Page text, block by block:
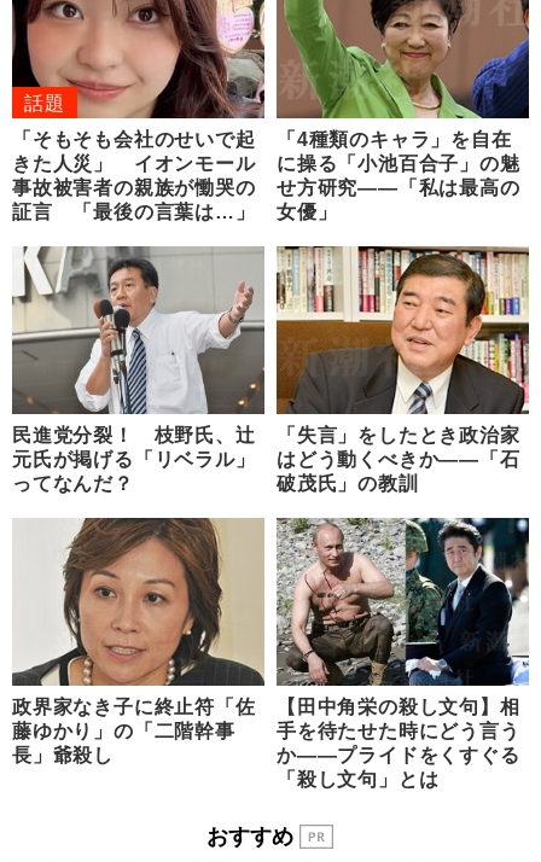
話題
「そもそも会社のせいで起
きた人災」 イオンモール
事故被害者の親族が慟哭の
証言 「最後の言葉は…」
「4種類のキャラ」を自在
に操る「小池百合子」の魅
せ方研究――「私は最高の
女優」
民進党分裂！ 枝野氏、辻
元氏が掲げる「リベラル」
ってなんだ？
「失言」をしたとき政治家
はどう動くべきか――「石
破茂氏」の教訓
政界家なき子に終止符「佐
藤ゆかり」の「二階幹事
長」爺殺し
【田中角栄の殺し文句】相
手を待たせた時にどう言う
か――プライドをくすぐる
「殺し文句」とは
おすすめ